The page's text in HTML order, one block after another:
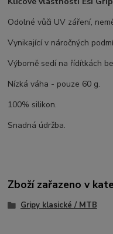
Odolné vůči UV záření,
Vynikající v náročných
Výborně sedí na řídítkách
Nízká váha - pouze 60 g.
100% silikon.
Snadná údržba.
Zboží zařazeno v
Gripy klasické / MTB